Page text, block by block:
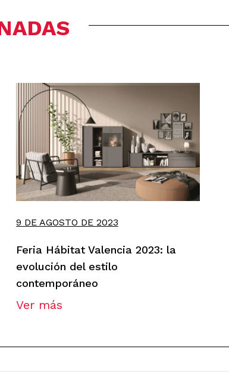
9 DE AGOSTO DE 2023
Feria Hábitat Valencia 2023: la
evolución del estilo
contemporáneo
Ver más